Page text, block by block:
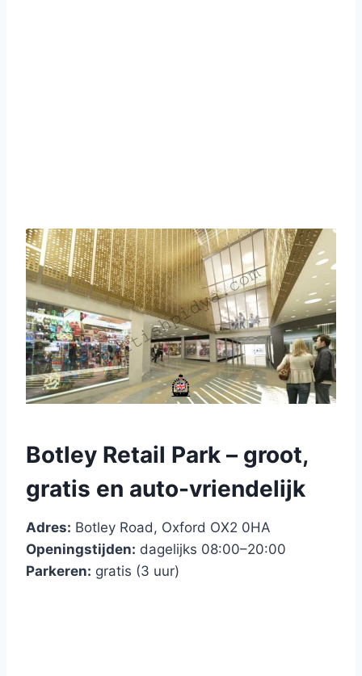
Botley Retail Park – groot,
gratis en auto-vriendelijk
Adres: Botley Road, Oxford OX2 0HA
Openingstijden: dagelijks 08:00–20:00
Parkeren: gratis (3 uur)